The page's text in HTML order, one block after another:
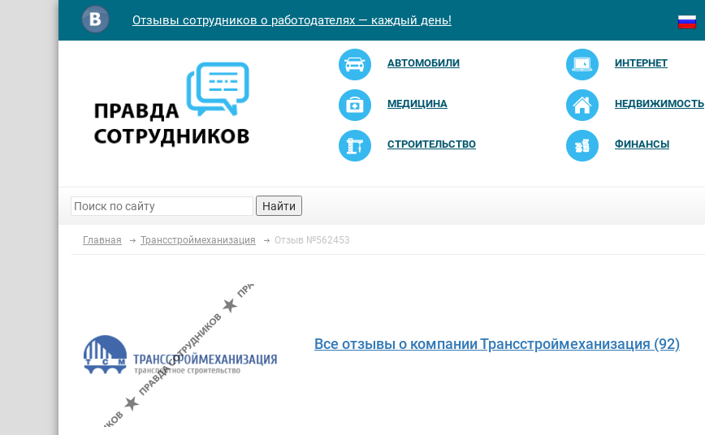
Отзывы сотрудников о работодателях — каждый день!
АВТОМОБИЛИ ИНТЕРНЕТ
МЕДИЦИНА НЕДВИЖИМОСТЬ
СТРОИТЕЛЬСТВО ФИНАНСЫ
Найти
Главная Трансстроймеханизация Отзыв №562453
Все отзывы о компании Трансстроймеханизация (92)